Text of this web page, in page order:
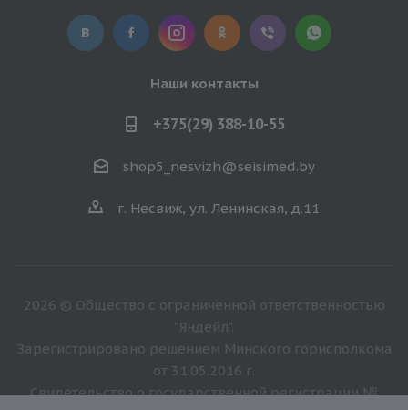
Наши контакты
+375(29) 388-10-55
shop5_nesvizh@seisimed.by
г. Несвиж, ул. Ленинская, д.11
2026 © Общество с ограниченной ответственностью
"Яндейл".
Зарегистрировано решением Минского горисполкома
от 31.05.2016 г.
Свидетельство о государственной регистрации №